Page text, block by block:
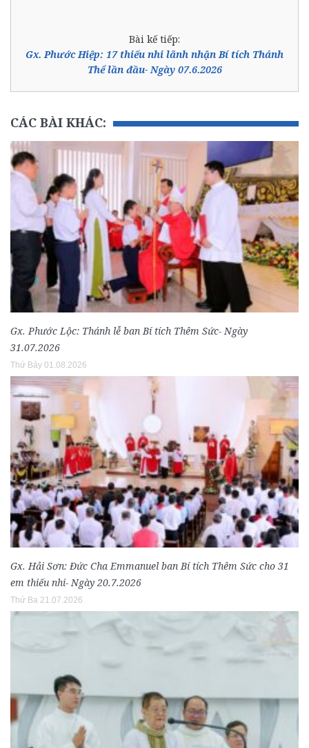
Bài kế tiếp:
Gx. Phước Hiệp: 17 thiếu nhi lãnh nhận Bí tích Thánh
Thể lần đầu- Ngày 07.6.2026
CÁC BÀI KHÁC:
Gx. Phước Lộc: Thánh lễ ban Bí tích Thêm Sức- Ngày
31.07.2026
Thứ Bảy 01.08.2026
Gx. Hải Sơn: Đức Cha Emmanuel ban Bí tích Thêm Sức cho 31
em thiếu nhi- Ngày 20.7.2026
Thứ Ba 21.07.2026